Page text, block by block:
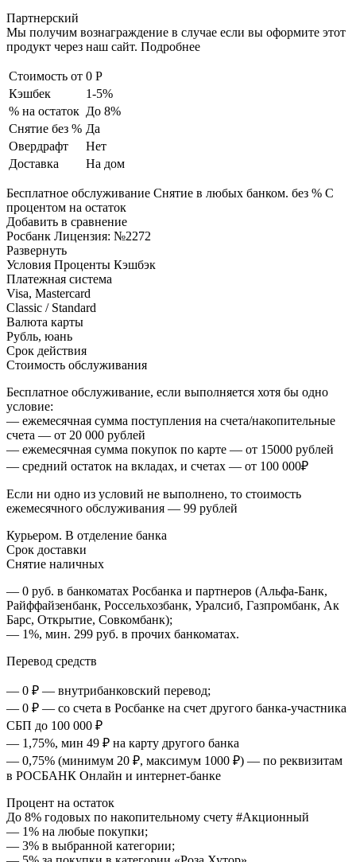
Партнерский
Мы получим вознаграждение в случае если вы оформите этот
продукт через наш сайт. Подробнее
Стоимость от 0 Р
Кэшбек
1-5%
% на остаток До 8%
Снятие без % Да
Овердрафт
Нет
Доставка
На дом
Бесплатное обслуживание Снятие в любых банком. без % С
процентом на остаток
Добавить в сравнение
Росбанк Лицензия: №2272
Развернуть
Условия Проценты Кэшбэк
Платежная система
Visa, Mastercard
Classic / Standard
Валюта карты
Рубль, юань
Срок действия
Стоимость обслуживания
Бесплатное обслуживание, если выполняется хотя бы одно
условие:
— ежемесячная сумма поступления на счета/накопительные
счета — от 20 000 рублей
— ежемесячная сумма покупок по карте — от 15000 рублей
— средний остаток на вкладах, и счетах — от 100 000₽
Если ни одно из условий не выполнено, то стоимость
ежемесячного обслуживания — 99 рублей
Курьером. В отделение банка
Срок доставки
Снятие наличных
— 0 руб. в банкоматах Росбанка и партнеров (Альфа-Банк,
Райффайзенбанк, Россельхозбанк, Уралсиб, Газпромбанк, Ак
Барс, Открытие, Совкомбанк);
— 1%, мин. 299 руб. в прочих банкоматах.
Перевод средств
— 0 ₽ — внутрибанковский перевод;
— 0 ₽ — со счета в Росбанке на счет другого банка-участника
СБП до 100 000 ₽
— 1,75%, мин 49 ₽ на карту другого банка
— 0,75% (минимум 20 ₽, максимум 1000 ₽) — по реквизитам
в РОСБАНК Онлайн и интернет-банке
Процент на остаток
До 8% годовых по накопительному счету #Акционный
— 1% на любые покупки;
— 3% в выбранной категории;